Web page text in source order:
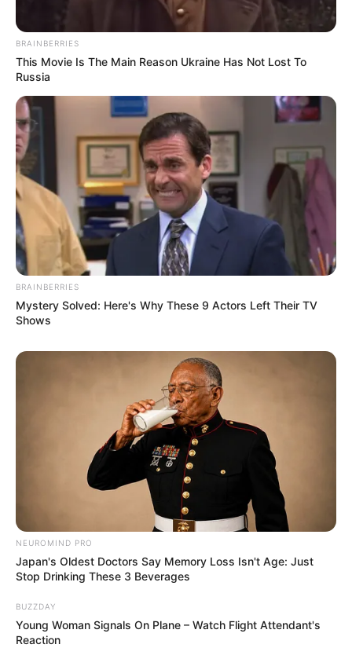
BRAINBERRIES
This Movie Is The Main Reason Ukraine Has Not Lost To
Russia
BRAINBERRIES
Mystery Solved: Here's Why These 9 Actors Left Their TV
Shows
NEUROMIND PRO
Japan's Oldest Doctors Say Memory Loss Isn't Age: Just
Stop Drinking These 3 Beverages
BUZZDAY
Young Woman Signals On Plane – Watch Flight Attendant's
Reaction